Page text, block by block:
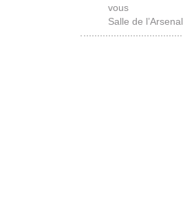
vous
Salle de l’Arsenal